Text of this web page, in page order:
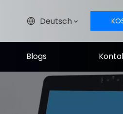
Deutsch
Blogs